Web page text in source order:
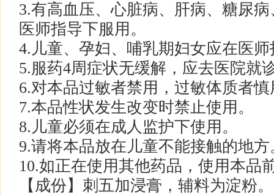
3.有高血压、心脏病、肝病、糖尿
医师指导下服用。
4.儿童、孕妇、哺乳期妇女应在医
5.服药4周症状无缓解，应去医院就
6.对本品过敏者禁用，过敏体质者
7.本品性状发生改变时禁止使用。
8.儿童必须在成人监护下使用。
9.请将本品放在儿童不能接触的地方
10.如正在使用其他药品，使用本品
【成份】刺五加浸膏，辅料为淀粉。